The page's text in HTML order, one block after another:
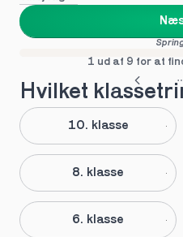
1 ud af 9 for at
Hvilket
10. klasse
8. klasse
6. klasse
i